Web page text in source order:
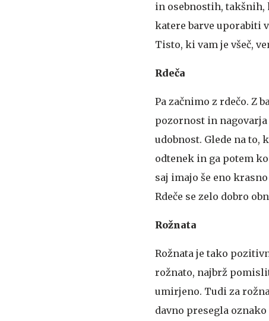
in osebnostih, takšnih,
katere barve uporabiti
Tisto, ki vam je všeč,
Rdeča
Pa začnimo z rdečo. Z
pozornost in nagovarja
udobnost. Glede na to,
odtenek in ga potem
saj imajo še eno
Rdeče se zelo dobro
Rožnata
Rožnata je tako
rožnato, najbrž
umirjeno. Tudi za
davno presegla